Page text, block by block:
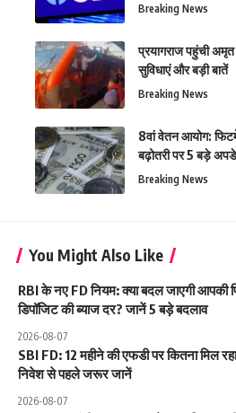
Breaking News
प्रयागराज पहुंची
सुविधाएं और बड़ी बातें
Breaking News
8वां वेतन आयोग:
बढ़ोतरी पर 5 बड़े
Breaking News
You Might Also Like
RBI के नए FD नियम: क्या बदल जाएगी आपकी
डिपॉजिट की ब्याज दर? जानें 5 बड़े बदलाव
2026-08-07
SBI FD: 12 महीने की एफडी पर कितना मिल
निवेश से पहले जरूर जानें
2026-08-07